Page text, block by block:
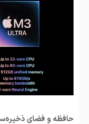
حافظه و فضای